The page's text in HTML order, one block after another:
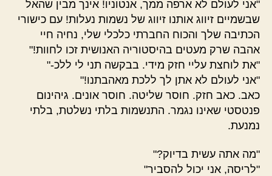
"אני לעולם לא ארפה ממך, אנטוניו! אינך מבין שהאל
שבשמיים זיווג אותנו זיווג של נשמות נעלות! עם כישורי
הכתיבה שלך והכוח החברתי כלכלי שלי, נחיה חיי
אהבה שרק מעטים בהיסטוריה האנושית זכו לחוות!"
"את לוחצת עליי חזק מידי. בבקשה תני לי ללכ-"
"אני לעולם לא אתן לך ללכת מאהבתנו!"
כאב. כאב חזק. חוסר שליטה. חוסר אונים. גיהינום
פנטסטי שאינו נגמר. התנשמות בלתי נשלטת, בלתי
נמנעת.
"מה אתה עשית בדיוק?"
"לריסה, אני יכול להסביר"